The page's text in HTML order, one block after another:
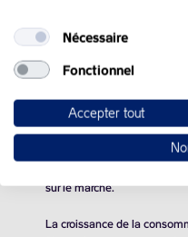
QUE SE
DANS LE
Les cours du pétrole ont
révision à la hausse par
la demande au quatrième
sur le marché.
La croissance de la
Nécessaire
Fonctionnel
Accepter tout